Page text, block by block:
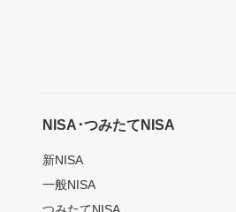
NISA･つみたてNISA
新NISA
一般NISA